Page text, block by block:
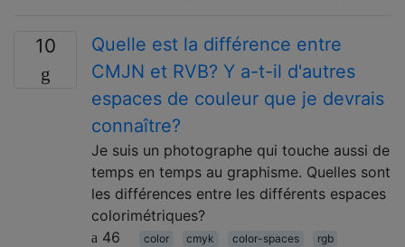
10
Quelle est la différence entre
CMJN et RVB? Y a-t-il d'autres
espaces de couleur que je devrais
connaître?
Je suis un photographe qui touche aussi de
temps en temps au graphisme. Quelles sont
les différences entre les différents espaces
colorimétriques?
46
color cmyk color-spaces rgb